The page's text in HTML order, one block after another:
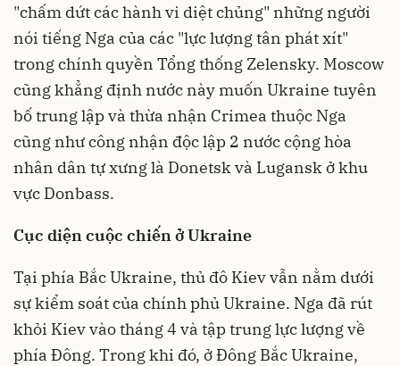
"chấm dứt các hành vi diệt chủng" những người
nói tiếng Nga của các "lực lượng tân phát xít"
trong chính quyền Tổng thống Zelensky. Moscow
cũng khẳng định nước này muốn Ukraine tuyên
bố trung lập và thừa nhận Crimea thuộc Nga
cũng như công nhận độc lập 2 nước cộng hòa
nhân dân tự xưng là Donetsk và Lugansk ở khu
vực Donbass.
Cục diện cuộc chiến ở Ukraine
Tại phía Bắc Ukraine, thủ đô Kiev vẫn nằm dưới
sự kiểm soát của chính phủ Ukraine. Nga đã rút
khỏi Kiev vào tháng 4 và tập trung lực lượng về
phía Đông. Trong khi đó, ở Đông Bắc Ukraine,